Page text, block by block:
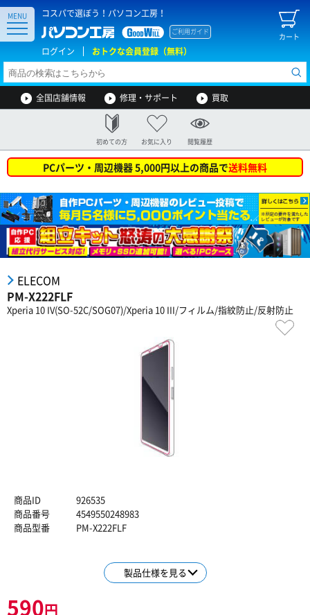
コスパで選ぼう！パソコン工房！
カート
ご利用ガイド
ログイン おトクな会員登録（無料）
MENU
全国店舗情報 修理・サポート 買取
初めての方 お気に入り 閲覧履歴
PCパーツ・周辺機器 5,000円以上の商品で送料無料
ELECOM
PM-X222FLF
Xperia 10 IV(SO-52C/SOG07)/Xperia 10 III/フィルム/指紋防止/反射防止
商品ID
926535
商品番号
4549550248983
商品型番
PM-X222FLF
製品仕様を見る
590円